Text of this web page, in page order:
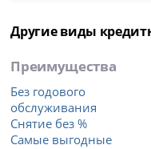
Другие виды
Преимущества
Без годового
обслуживания
Снятие без %
Самые выгодные